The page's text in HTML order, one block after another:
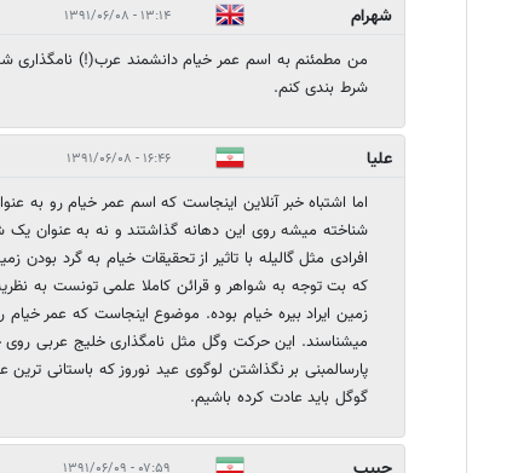
شهرام ۱۳:۱۴ - ۱۳۹۱/۰۶/۰۸
من مطمئنم به اسم عمر خیام دانشمند عرب(!) نامگذاری
شرط بندی کنم.
علیا ۱۶:۴۶ - ۱۳۹۱/۰۶/۰۸
اما اشتباه خبر آنلاین اینجاست که اسم عمر خیام رو به
شناخته میشه روی این دهانه گذاشتند و نه به عنوان یک
افرادی مثل گالیله با تاثیر از تحقیقات خیام به گرد بودن
که بت توجه به شواهر و قرائن کاملا علمی تونست به
زمین ایراد بیره خیام بوده. موضوع اینجاست که عمر خیام
میشناسند. این حرکت وگل مثل نامگذاری خلیج عربی
پارسالمبنی بر نگذاشتن لوگوی عید نوروز که باستانی
گوگل باید عادت کرده باشیم.
۰۷:۵۹ - ۱۳۹۱/۰۶/۰۹